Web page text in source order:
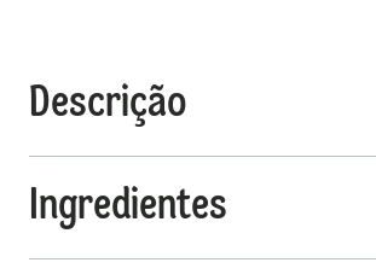
Descrição
Ingredientes